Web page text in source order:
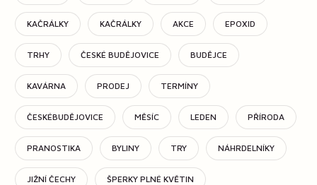
KAČRÁLKY KAČRÁLKY AKCE EPOXID
TRHY ČESKÉ BUDĚJOVICE BUDĚJCE
KAVÁRNA PRODEJ TERMÍNY
ČESKÉBUDĚJOVICE MĚSÍC LEDEN PŘÍRODA
PRANOSTIKA BYLINY TRY NÁHRDELNÍKY
JIŽNÍ ČECHY ŠPERKY PLNÉ KVĚTIN